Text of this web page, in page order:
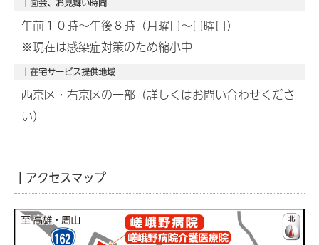
｜面会、お見舞い時間
午前１０時～午後８時（月曜日～日曜日）
※現在は感染症対策のため縮小中
｜在宅サービス提供地域
西京区・右京区の一部（詳しくはお問い合わせくださ
い）
｜アクセスマップ